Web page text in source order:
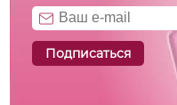
Подписаться